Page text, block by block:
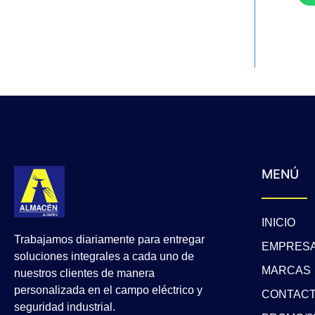
Trabajamos diariamente para entregar
soluciones integrales a cada uno de
nuestros clientes de manera
personalizada en el campo eléctrico y
seguridad industrial.
MENÚ
INICIO
MARCAS